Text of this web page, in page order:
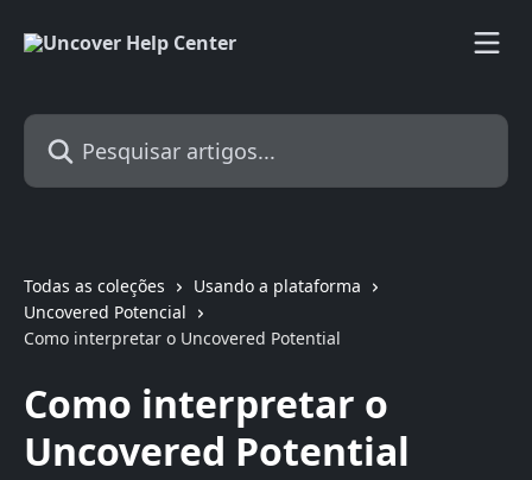
Pesquisar artigos...
Todas as coleções
Usando a plataforma
Uncovered Potencial
Como interpretar o Uncovered Potential
Como interpretar o
Uncovered Potential